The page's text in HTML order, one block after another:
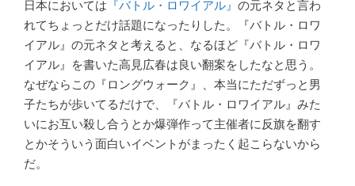
日本においては 『バトル・ロワイアル』 の元ネタと言わ
れてちょっとだけ話題になったりした。『バトル・ロワ
イアル』の元ネタと考えると、なるほど『バトル・ロワ
イアル』を書いた高見広春は良い翻案をしたなと思う。
なぜならこの『ロングウォーク』、本当にただずっと男
子たちが歩いてるだけで、『バトル・ロワイアル』みた
いにお互い殺し合うとか爆弾作って主催者に反旗を翻す
とかそういう面白いイベントがまったく起こらないから
だ。